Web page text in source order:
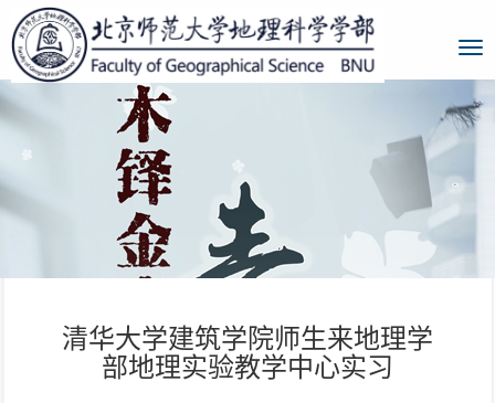
清华大学建筑学院师生来地理学
部地理实验教学中心实习